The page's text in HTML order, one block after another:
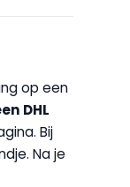
op een
DHL
Bij
Na je